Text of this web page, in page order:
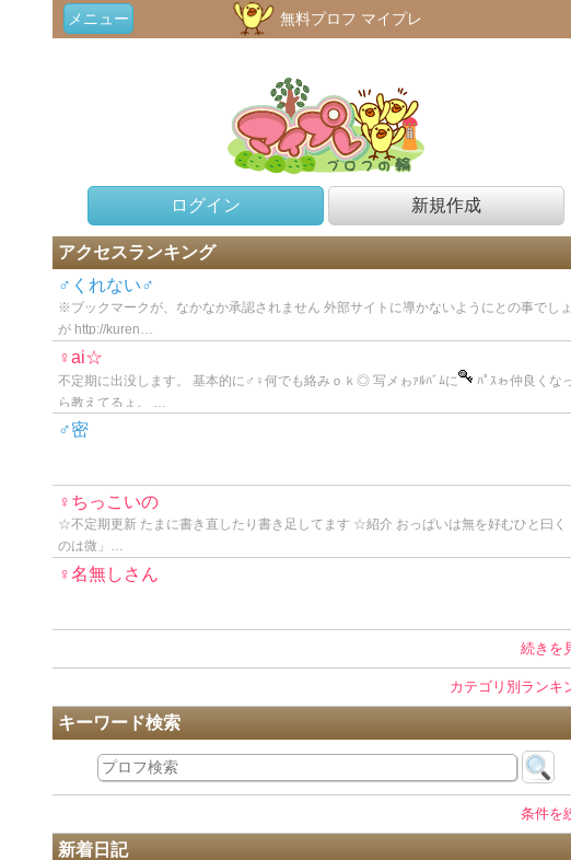
メニュー 無料プロフ マイプレ
ログイン 新規作成
アクセスランキング
♂くれない♂
※ブックマークが、なかなか承認されません 外部サイトに導かないようにとの事でし
が http://kuren…
♀ai☆
不定期に出没します。 基本的に♂♀何でも絡みｏｋ◎ 写メゎｧﾙﾊﾞﾑに
ﾊﾟｽゎ仲良くな
ら教えてるょ。 …
♂密
♀ちっこいの
☆不定期更新 たまに書き直したり書き足してます ☆紹介 おっぱいは無を好むひと曰く
のは微」…
♀名無しさん
続きを
カテゴリ別ランキ
キーワード検索
条件を
新着日記